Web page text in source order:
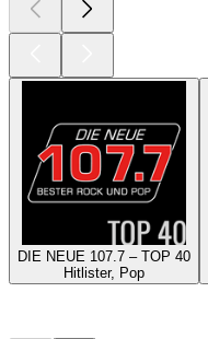
DIE NEUE 107.7 – TOP 40
Hitlister, Pop